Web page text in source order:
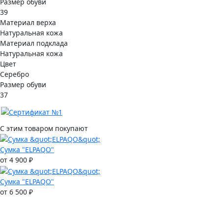
39
Материал верха
Натуральная кожа
Материал подклада
Натуральная кожа
Цвет
Серебро
Размер обуви
37
С этим товаром покупают
Сумка "ELPAQO"
от 4 900 ₽
Сумка "ELPAQO"
от 6 500 ₽